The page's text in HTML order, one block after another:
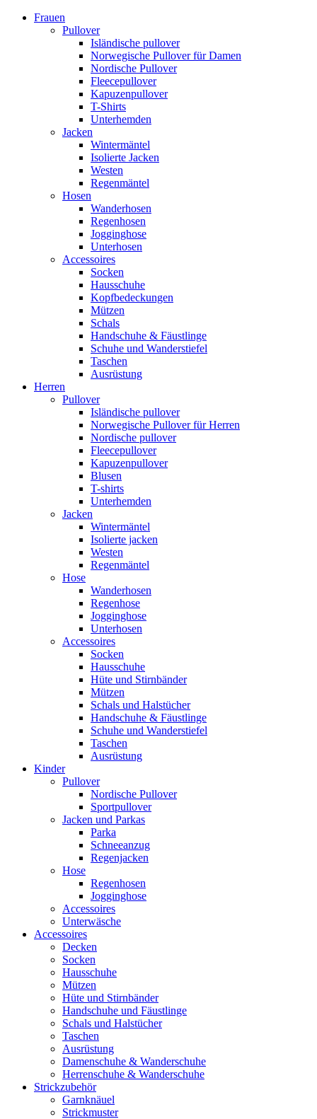
Frauen
Pullover
Isländische pullover
Norwegische Pullover für Damen
Nordische Pullover
Fleecepullover
Kapuzenpullover
T-Shirts
Unterhemden
Jacken
Wintermäntel
Isolierte Jacken
Westen
Regenmäntel
Hosen
Wanderhosen
Regenhosen
Jogginghose
Unterhosen
Accessoires
Socken
Hausschuhe
Kopfbedeckungen
Mützen
Schals
Handschuhe & Fäustlinge
Schuhe und Wanderstiefel
Taschen
Ausrüstung
Herren
Pullover
Isländische pullover
Norwegische Pullover für Herren
Nordische pullover
Fleecepullover
Kapuzenpullover
Blusen
T-shirts
Unterhemden
Jacken
Wintermäntel
Isolierte jacken
Westen
Regenmäntel
Hose
Wanderhosen
Regenhose
Jogginghose
Unterhosen
Accessoires
Socken
Hausschuhe
Hüte und Stirnbänder
Mützen
Schals und Halstücher
Handschuhe & Fäustlinge
Schuhe und Wanderstiefel
Taschen
Ausrüstung
Kinder
Pullover
Nordische Pullover
Sportpullover
Jacken und Parkas
Parka
Schneeanzug
Regenjacken
Hose
Regenhosen
Jogginghose
Accessoires
Unterwäsche
Accessoires
Decken
Socken
Hausschuhe
Mützen
Hüte und Stirnbänder
Handschuhe und Fäustlinge
Schals und Halstücher
Taschen
Ausrüstung
Damenschuhe & Wanderschuhe
Herrenschuhe & Wanderschuhe
Strickzubehör
Garnknäuel
Strickmuster